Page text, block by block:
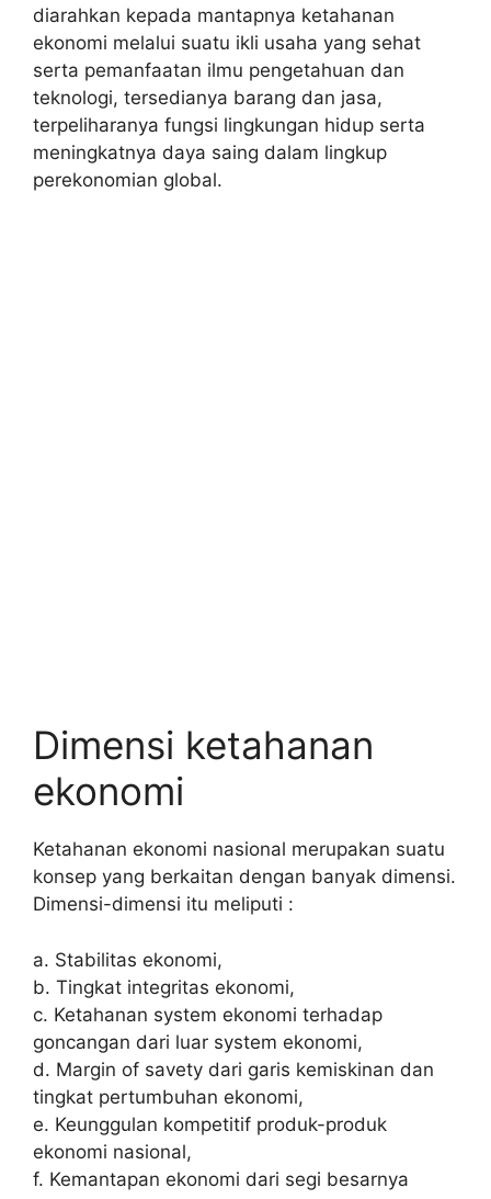
diarahkan kepada mantapnya ketahanan
ekonomi melalui suatu ikli usaha yang sehat
serta pemanfaatan ilmu pengetahuan dan
teknologi, tersedianya barang dan jasa,
terpeliharanya fungsi lingkungan hidup serta
meningkatnya daya saing dalam lingkup
perekonomian global.
Dimensi ketahanan
ekonomi
Ketahanan ekonomi nasional merupakan suatu
konsep yang berkaitan dengan banyak dimensi.
Dimensi-dimensi itu meliputi :
a. Stabilitas ekonomi,
b. Tingkat integritas ekonomi,
c. Ketahanan system ekonomi terhadap
goncangan dari luar system ekonomi,
d. Margin of savety dari garis kemiskinan dan
tingkat pertumbuhan ekonomi,
e. Keunggulan kompetitif produk-produk
ekonomi nasional,
f. Kemantapan ekonomi dari segi besarnya